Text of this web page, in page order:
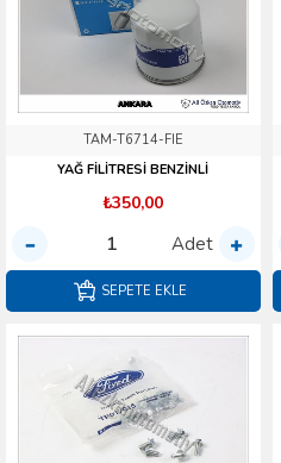
TAM-T6714-FIE
YAĞ FİLİTRESİ BENZİNLİ
₺350,00
Adet
SEPETE EKLE